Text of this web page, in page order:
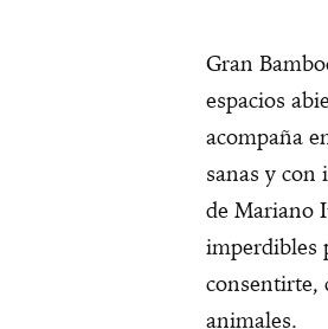
Gran
espacios
acompaña
sanas y
de Mariano
imperdibles
consentirte,
animales.